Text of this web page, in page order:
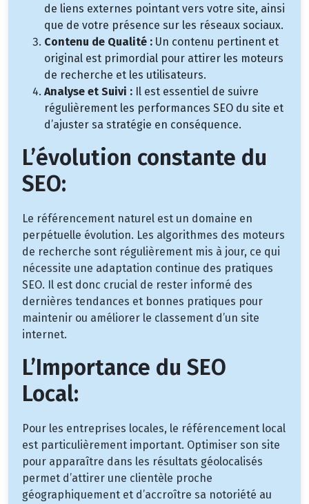
de liens externes pointant vers votre site, ainsi
que de votre présence sur les réseaux sociaux.
Contenu de Qualité : Un contenu pertinent et
original est primordial pour attirer les moteurs
de recherche et les utilisateurs.
Analyse et Suivi : Il est essentiel de suivre
régulièrement les performances SEO du site et
d’ajuster sa stratégie en conséquence.
L’évolution constante du
SEO:
Le référencement naturel est un domaine en
perpétuelle évolution. Les algorithmes des moteurs
de recherche sont régulièrement mis à jour, ce qui
nécessite une adaptation continue des pratiques
SEO. Il est donc crucial de rester informé des
dernières tendances et bonnes pratiques pour
maintenir ou améliorer le classement d’un site
internet.
L’Importance du SEO
Local:
Pour les entreprises locales, le référencement local
est particulièrement important. Optimiser son site
pour apparaître dans les résultats géolocalisés
permet d’attirer une clientèle proche
géographiquement et d’accroître sa notoriété au